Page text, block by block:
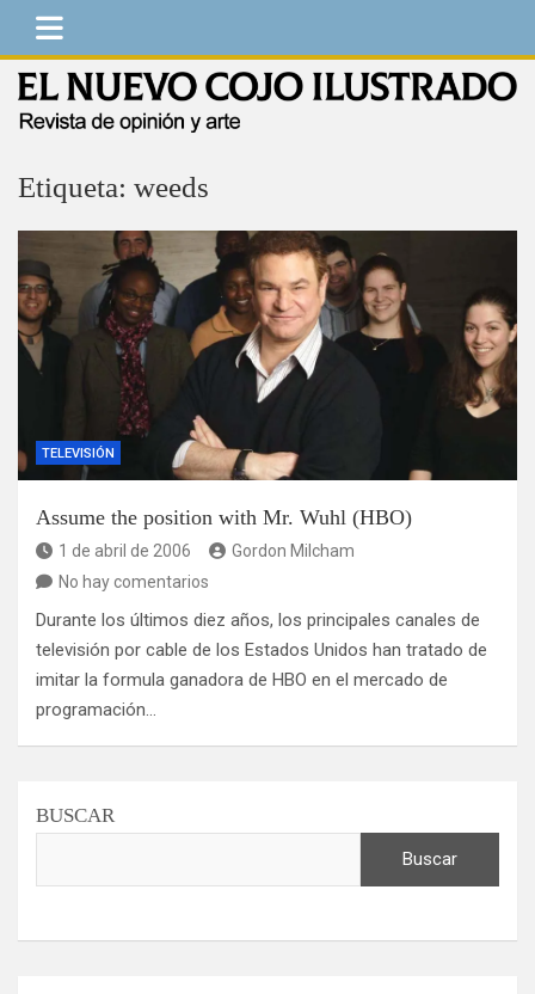
Saltar
contenido
Etiqueta: weeds
TELEVISIÓN
Assume the position with Mr. Wuhl (HBO)
1 de abril de 2006
Gordon Milcham
No hay comentarios
Durante los últimos diez años, los principales canales de
televisión por cable de los Estados Unidos han tratado de
imitar la formula ganadora de HBO en el mercado de
programación…
BUSCAR
Buscar